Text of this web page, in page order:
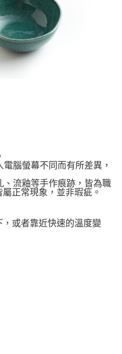
腦螢幕不同而有所差異，
、流釉等手作痕跡，皆為職
正常現象，並非瑕疵。
或者靠近快速的溫度變